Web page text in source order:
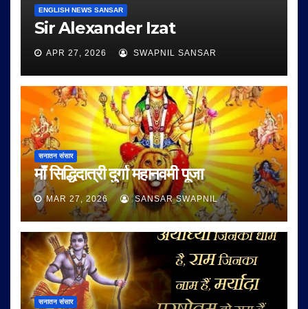
ENGLISH NEWS SANSAR
Sir Alexander Izat
APR 27, 2026 SWAPNIL SANSAR
सनातन संसार
माँ सिद्धिदात्री दुर्गा महानवमी पूजा
MAR 27, 2026 SANSAR SWAPNIL
सनातन संसार